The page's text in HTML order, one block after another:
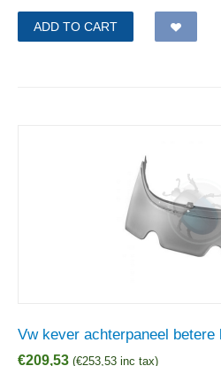
ADD TO CART
Vw kever achterpaneel betere
€209,53 (€253,53 inc tax)